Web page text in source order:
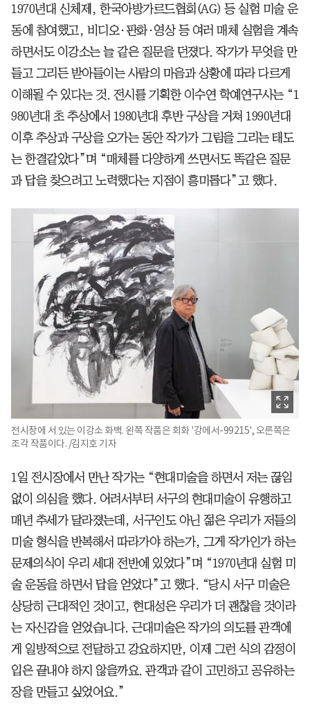
1970년대 신체제, 한국아방가르드협회(AG) 등 실험 미술 운
동에 참여했고, 비디오·판화·영상 등 여러 매체 실험을 계속
하면서도 이강소는 늘 같은 질문을 던졌다. 작가가 무엇을 만
들고 그리든 받아들이는 사람의 마음과 상황에 따라 다르게
이해될 수 있다는 것. 전시를 기획한 이수연 학예연구사는 “1
980년대 초 추상에서 1980년대 후반 구상을 거쳐 1990년대
이후 추상과 구상을 오가는 동안 작가가 그림을 그리는 태도
는 한결같았다”며 “매체를 다양하게 쓰면서도 똑같은 질문
과 답을 찾으려고 노력했다는 지점이 흥미롭다”고 했다.
전시장에 서 있는 이강소 화백. 왼쪽 작품은 회화 '강에서-99215', 오른쪽은
조각 작품이다. /김지호 기자
1일 전시장에서 만난 작가는 “현대미술을 하면서 저는 끊임
없이 의심을 했다. 어려서부터 서구의 현대미술이 유행하고
매년 추세가 달라졌는데, 서구인도 아닌 젊은 우리가 저들의
미술 형식을 반복해서 따라가야 하는가, 그게 작가인가 하는
문제의식이 우리 세대 전반에 있었다”며 “1970년대 실험 미
술 운동을 하면서 답을 얻었다”고 했다. “당시 서구 미술은
상당히 근대적인 것이고, 현대성은 우리가 더 괜찮을 것이라
는 자신감을 얻었습니다. 근대미술은 작가의 의도를 관객에
게 일방적으로 전달하고 강요하지만, 이제 그런 식의 감정이
입은 끝내야 하지 않을까요. 관객과 같이 고민하고 공유하는
장을 만들고 싶었어요.”